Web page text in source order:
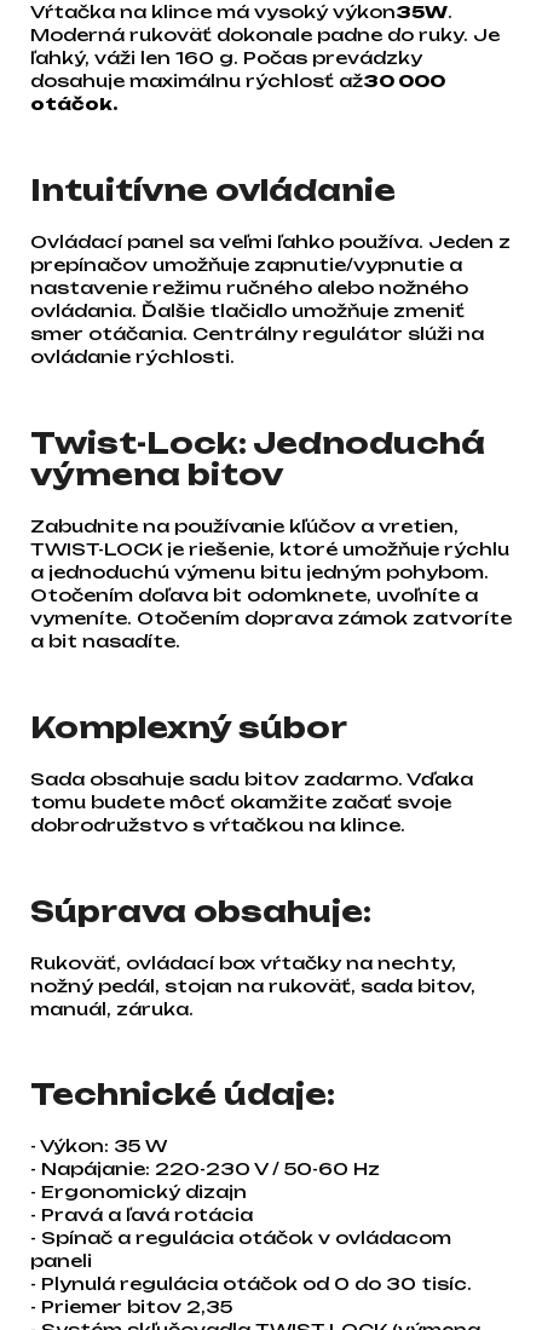
Vŕtačka na klince má vysoký výkon35W.
Moderná rukoväť dokonale padne do ruky. Je
ľahký, váži len 160 g. Počas prevádzky
dosahuje maximálnu rýchlosť až30 000
otáčok.
Intuitívne ovládanie
Ovládací panel sa veľmi ľahko používa. Jeden z
prepínačov umožňuje zapnutie/vypnutie a
nastavenie režimu ručného alebo nožného
ovládania. Ďalšie tlačidlo umožňuje zmeniť
smer otáčania. Centrálny regulátor slúži na
ovládanie rýchlosti.
Twist-Lock: Jednoduchá
výmena bitov
Zabudnite na používanie kľúčov a vretien,
TWIST-LOCK je riešenie, ktoré umožňuje rýchlu
a jednoduchú výmenu bitu jedným pohybom.
Otočením doľava bit odomknete, uvoľníte a
vymeníte. Otočením doprava zámok zatvoríte
a bit nasadíte.
Komplexný súbor
Sada obsahuje sadu bitov zadarmo. Vďaka
tomu budete môcť okamžite začať svoje
dobrodružstvo s vŕtačkou na klince.
Súprava obsahuje:
Rukoväť, ovládací box vŕtačky na nechty,
nožný pedál, stojan na rukoväť, sada bitov,
manuál, záruka.
Technické údaje:
- Výkon: 35 W
- Napájanie: 220-230 V / 50-60 Hz
- Ergonomický dizajn
- Pravá a ľavá rotácia
- Spínač a regulácia otáčok v ovládacom
paneli
- Plynulá regulácia otáčok od 0 do 30 tisíc.
- Priemer bitov 2,35